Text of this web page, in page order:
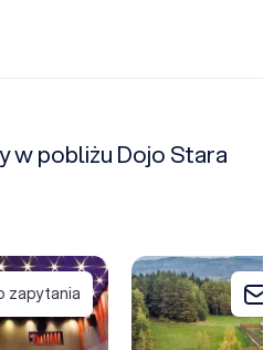
w pobliżu Dojo Stara
zapytania
Serce Beskidu